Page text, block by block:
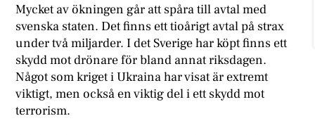
Mycket av ökningen går att spåra till avtal med
svenska staten. Det finns ett tioårigt avtal på strax
under två miljarder. I det Sverige har köpt finns ett
skydd mot drönare för bland annat riksdagen.
Något som kriget i Ukraina har visat är extremt
viktigt, men också en viktig del i ett skydd mot
terrorism.